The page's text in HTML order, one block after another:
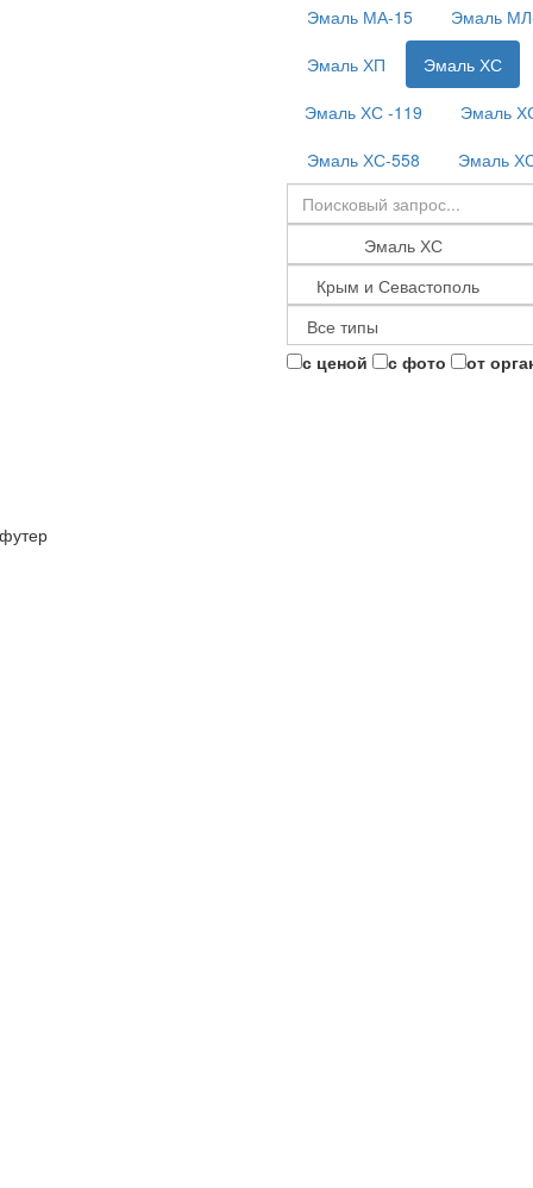
Эмаль МА-15
Эмаль
Эмаль ХП
Эмаль ХС
Эмаль ХС -119
Эмаль
Эмаль ХС-558
Эмаль
с ценой с фото от
футер